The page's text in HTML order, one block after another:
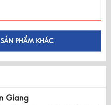
PHẨM KHÁC
Giang